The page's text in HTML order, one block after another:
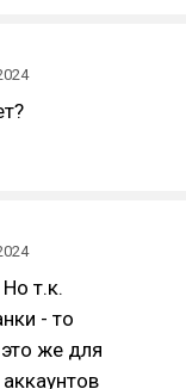
т.к.
- то
же для